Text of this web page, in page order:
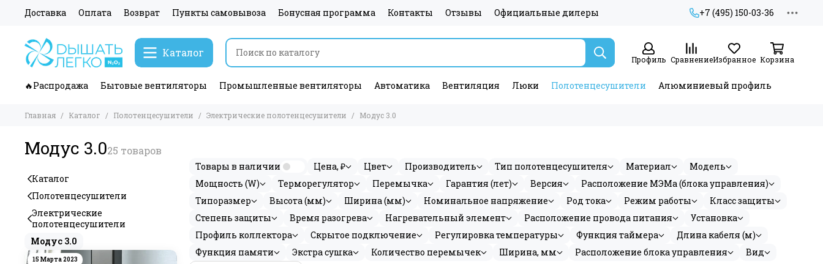
Доставка Оплата Возврат Пункты самовывоза Бонусная программа Контакты Отзывы Официальные дилеры +7 (495) 150-03-36
Каталог
Профиль СравнениеИзбранное Корзина
🔥Распродажа Бытовые вентиляторы Промышленные вентиляторы Автоматика Вентиляция Люки Полотенцесушители Алюминиевый профиль
Главная Каталог Полотенцесушители Электрические полотенцесушители Модус 3.0
Модус 3.0
Товары в наличии Цена, ₽ Цвет Производитель Тип полотенцесушителя Материал
Модель
Мощность (W)
Терморегулятор Перемычка Гарантия (лет) Версия
Расположение МЭМа (блока управления)
Типоразмер
Высота (мм) Ширина (мм) Номинальное напряжение Род тока Режим работы
Класс защиты
Степень защиты
Время разогрева Нагревательный элемент Расположение провода питания
Установка
Профиль коллектора
Скрытое подключение Регулировка температуры Функция таймера
Длина кабеля (м)
Функция памяти
Экстра сушка Количество перемычек Ширина, мм Расположение блока управления Вид
Каталог
Полотенцесушители
Электрические
полотенцесушители
Модус 3.0
15 Марта 2023